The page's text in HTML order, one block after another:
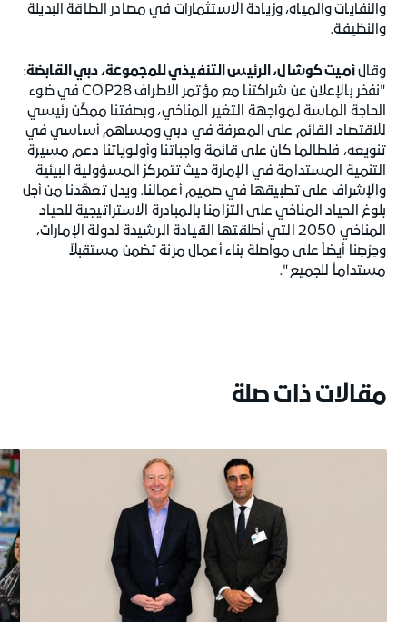
والنفايات والمياه، وزيادة الاستثمارات في مصادر الطاقة البديلة
والنظيفة.
وقالأميت كوشال، الرئيس التنفيذي للمجموعة، دبي القابضة:
"نفخر بالإعلان عن شراكتنا مع مؤتمر الاطراف COP28 في ضوء
الحاجة الماسة لمواجهة التغير المناخي، وبصفتنا ممكّن رئيسي
للاقتصاد القائم على المعرفة في دبي ومساهم أساسي في
تنويعه، فلطالما كان على قائمة واجباتنا وأولوياتنا دعم مسيرة
التنمية المستدامة في الإمارة حيث تتمركز المسؤولية البيئية
والإشراف على تطبيقها في صميم أعمالنا. ويدل تعهّدنا من أجل
بلوغ الحياد المناخي على التزامنا بالمبادرة الاستراتيجية للحياد
المناخي 2050 التي أطلقتها القيادة الرشيدة لدولة الإمارات،
وحِرْصِنا أيضاً على مواصلة بناء أعمال مرنة تضمن مستقبلاً
مستداماً للجميع".
مقالات ذات صلة